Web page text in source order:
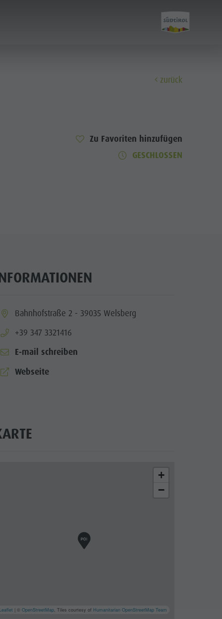
Südtirol
Guide A-Z
zurück
Zu Favoriten hinzufügen
GESCHLOSSEN
Bahnhofstraße 2 - 39035 Welsberg
aria.phone:
+39 347 3321416
E-mail schreiben
aria.website:
Webseite
+
−
Leaflet | ©OpenStreetMap, Tiles courtesy of Humanitarian OpenStreetMap Team